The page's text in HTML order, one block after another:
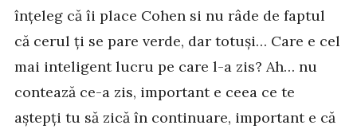
înțeleg că îi place Cohen si nu râde de faptul
că cerul ți se pare verde, dar totuși… Care e cel
mai inteligent lucru pe care l-a zis? Ah… nu
contează ce-a zis, important e ceea ce te
aștepți tu să zică în continuare, important e că